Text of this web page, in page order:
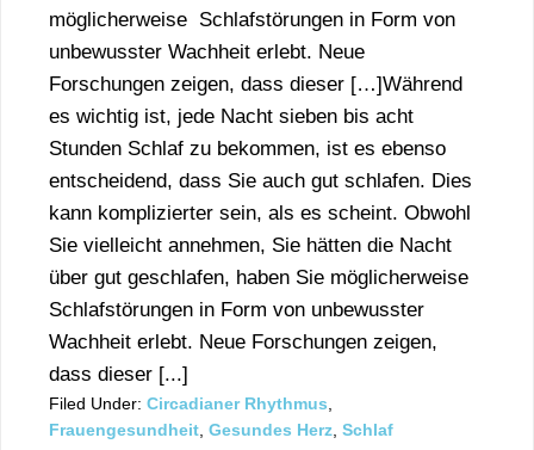
möglicherweise Schlafstörungen in Form von
unbewusster Wachheit erlebt. Neue
Forschungen zeigen, dass dieser […]Während
es wichtig ist, jede Nacht sieben bis acht
Stunden Schlaf zu bekommen, ist es ebenso
entscheidend, dass Sie auch gut schlafen. Dies
kann komplizierter sein, als es scheint. Obwohl
Sie vielleicht annehmen, Sie hätten die Nacht
über gut geschlafen, haben Sie möglicherweise
Schlafstörungen in Form von unbewusster
Wachheit erlebt. Neue Forschungen zeigen,
dass dieser [...]
Filed Under: Circadianer Rhythmus
Frauengesundheit Gesundes Herz Schlaf